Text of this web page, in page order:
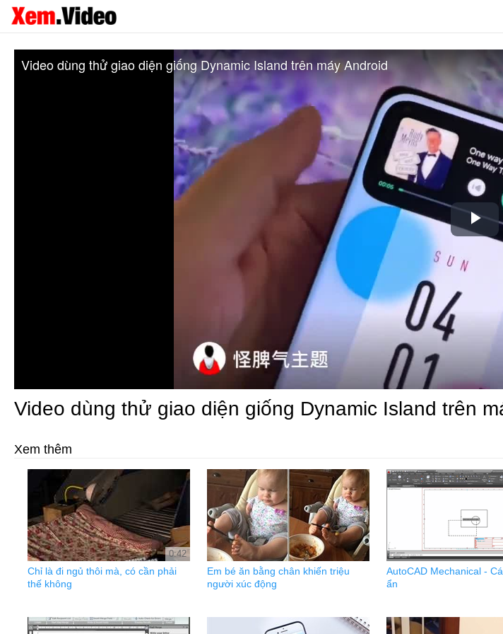
Video dùng thử giao diện giống Dynamic Island trên máy Android
Video dùng thử giao diện giống Dynamic Island trên
Xem thêm
0:42
Chỉ là đi ngủ thôi mà, có cần phải
thế không
Em bé ăn bằng chân khiến triệu
người xúc động
AutoCAD Mechanical -
ẩn